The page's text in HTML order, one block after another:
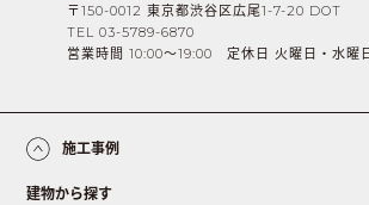
〒150-0012 東京都渋谷区広尾1-7-20 DOT
TEL 03-5789-6870
営業時間 10:00〜19:00 定休日 火曜日・水曜
施工事例
建物から探す